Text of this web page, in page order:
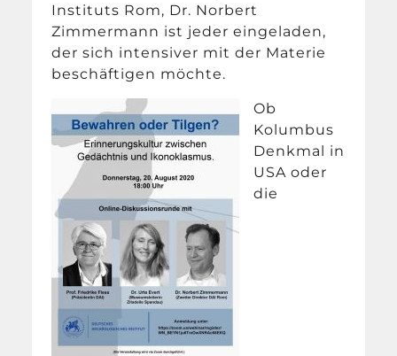
Instituts Rom, Dr. Norbert
Zimmermann ist jeder eingeladen,
der sich intensiver mit der Materie
beschäftigen möchte.
Ob
Kolumbus
Denkmal in
USA oder
die